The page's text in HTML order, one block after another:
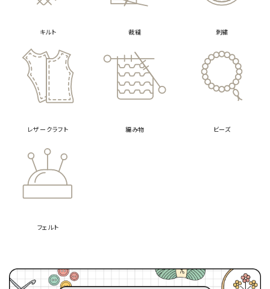
キルト 裁縫 刺繍
レザークラフト 編み物 ビーズ
フェルト